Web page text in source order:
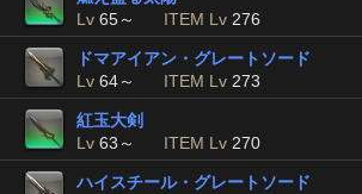
Lv 65～ ITEM Lv 276
ドマアイアン・グレートソード
Lv 64～ ITEM Lv 273
紅玉大剣
Lv 63～ ITEM Lv 270
ハイスチール・グレートソード